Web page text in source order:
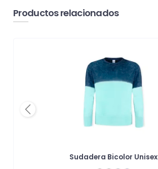
Productos relacionados
Sudadera Bicolor Unisex
Previous